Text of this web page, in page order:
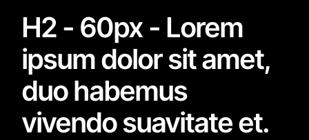
H2 - 60px - Lorem
ipsum dolor sit amet,
duo habemus
vivendo suavitate et.